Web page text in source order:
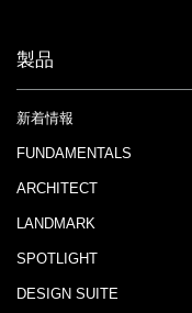
製品
新着情報
FUNDAMENTALS
ARCHITECT
LANDMARK
SPOTLIGHT
DESIGN SUITE